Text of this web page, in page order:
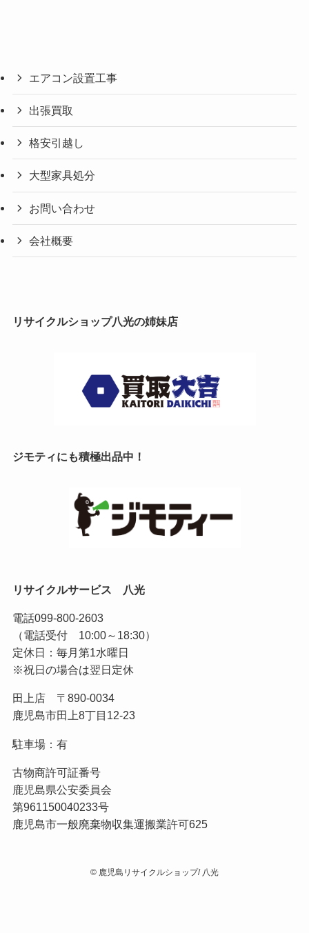
エアコン設置工事
出張買取
格安引越し
大型家具処分
お問い合わせ
会社概要
リサイクルショップ八光の姉妹店
ジモティにも積極出品中！
リサイクルサービス 八光
電話099-800-2603
（電話受付 10:00～18:30）
定休日：毎月第1水曜日
※祝日の場合は翌日定休
田上店 〒890-0034
鹿児島市田上8丁目12-23
駐車場：有
古物商許可証番号
鹿児島県公安委員会
第961150040233号
鹿児島市一般廃棄物収集運搬業許可625
© 鹿児島リサイクルショップ/ 八光